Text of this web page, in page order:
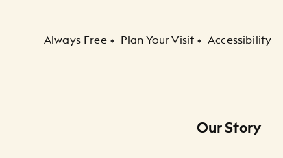
Secondary Navigation
Always Free Plan Your Visit Accessibility
Our Story